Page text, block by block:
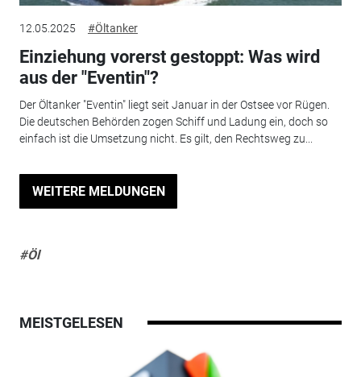
12.05.2025 #Öltanker
Einziehung vorerst gestoppt: Was wird
aus der "Eventin"?
Der Öltanker "Eventin" liegt seit Januar in der Ostsee vor Rügen.
Die deutschen Behörden zogen Schiff und Ladung ein, doch so
einfach ist die Umsetzung nicht. Es gilt, den Rechtsweg zu...
WEITERE MELDUNGEN
#Öl
MEISTGELESEN